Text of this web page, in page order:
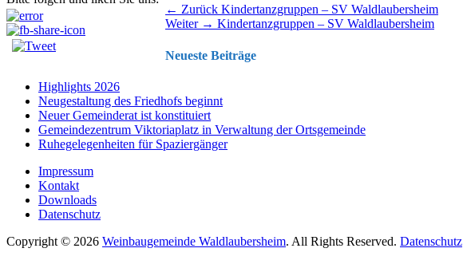
Beitragsnavigation ← Zurück Vorhergehender
Beitrag:
Kindertanzgruppen – SV Waldlaubersheim
Weiter → Nächster
Kindertanzgruppen – SV Waldlaubersheim
Neueste Beiträge
Highlights 2026
Neugestaltung des Friedhofs beginnt
Neuer Gemeinderat ist konstituiert
Gemeindezentrum Viktoriaplatz in Verwaltung der Ortsgemeinde
Ruhegelegenheiten für Spaziergänger
Impressum
Kontakt
Downloads
Datenschutz
Copyright © 2026 Weinbaugemeinde Waldlaubersheim. All Rights Reserved. Datenschutz